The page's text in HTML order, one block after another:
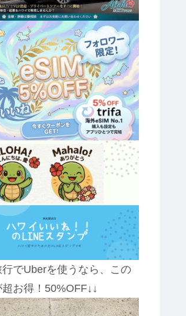
でUberを使うなら、この
超お得！50%OFF↓↓